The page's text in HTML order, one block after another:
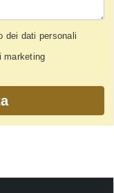
dei dati personali
marketing